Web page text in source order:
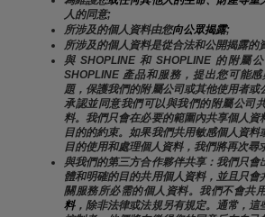
人的同意;
所涉及的個人資料由您向公眾揭露;
所涉及的個人資料是從合法和公開揭露的
與 SHOPLINE 和 SHOPLINE 的附屬
SHOPLINE 產品和服務，提出您可能
題，保護我們的附屬公司或其他使用者
承認並同意我們可以與我們的附屬公司
料。我們只會在必要的範圍內共享個人資
目的的約束。如果我們共用敏感個人資
目的使用和處理個人資料，我們將再次尋
與我們的第三方合作夥伴共享：我們只
體和明確的目的共用個人資料，並且只
關服務所必需的個人資料。我們不會共
料，除非法律或法規另有規定。通常，這